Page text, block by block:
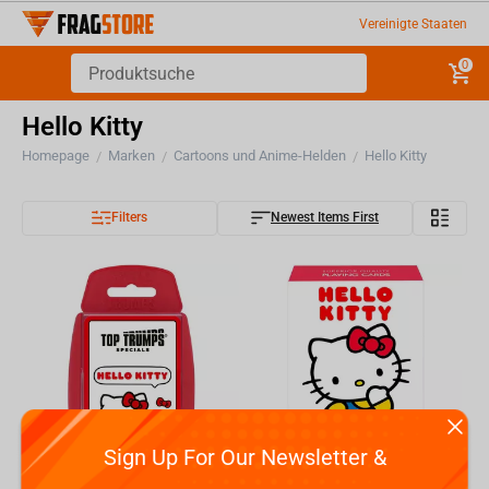
Vereinigte Staaten
0
Hello Kitty
Homepage / Marken / Cartoons und Anime-Helden / Hello Kitty
Filters Newest Items First
Sign Up For Our Newsletter &